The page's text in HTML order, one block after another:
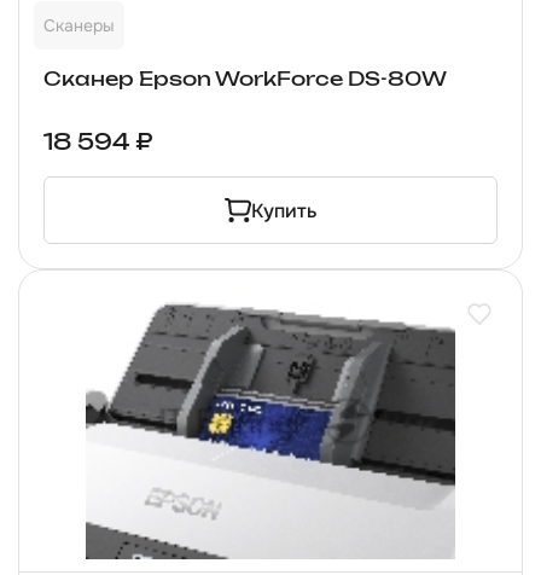
Сканеры
Сканер Epson WorkForce DS-80W
18 594 ₽
Купить